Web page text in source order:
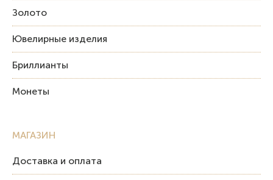
Золото
Ювелирные изделия
Бриллианты
Монеты
МАГАЗИН
Доставка и оплата